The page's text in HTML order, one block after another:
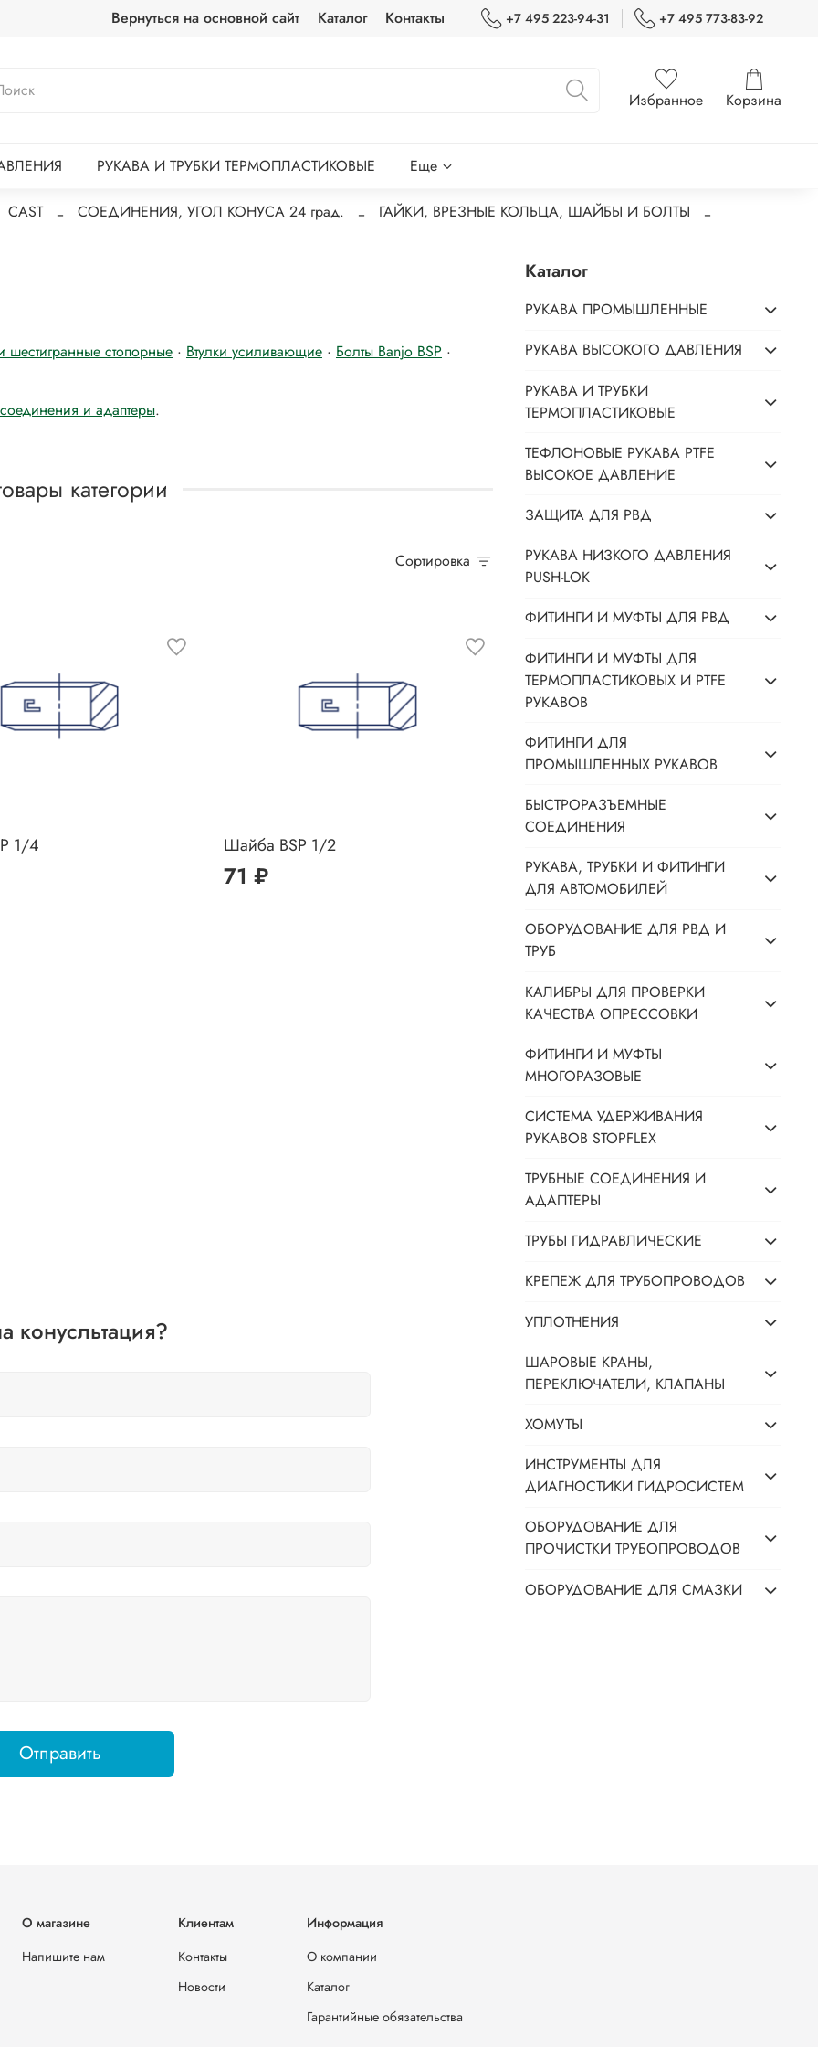
Вернуться на основной сайт Каталог Контакты +7 495 223-94-31 +7 495 773-83-92
Избранное Корзина
РУКАВА И ТРУБКИ ТЕРМОПЛАСТИКОВЫЕ Еще
CAST CОЕДИНЕНИЯ, УГОЛ КОНУСА 24 град. ГАЙКИ, ВРЕЗНЫЕ КОЛЬЦА, ШАЙБЫ И БОЛТЫ
шестигранные стопорные · Втулки усиливающие · Болты Banjo BSP ·
и адаптеры.
категории
Сортировка
1/4 Шайба BSP 1/2
71 ₽
конусльтация?
Отправить
Каталог
РУКАВА ПРОМЫШЛЕННЫЕ
РУКАВА ВЫСОКОГО ДАВЛЕНИЯ
РУКАВА И ТРУБКИ
ТЕРМОПЛАСТИКОВЫЕ
ТЕФЛОНОВЫЕ РУКАВА PTFE
ВЫСОКОЕ ДАВЛЕНИЕ
ЗАЩИТА ДЛЯ РВД
РУКАВА НИЗКОГО ДАВЛЕНИЯ
PUSH-LOK
ФИТИНГИ И МУФТЫ ДЛЯ РВД
ФИТИНГИ И МУФТЫ ДЛЯ
ТЕРМОПЛАСТИКОВЫХ И PTFE
РУКАВОВ
ФИТИНГИ ДЛЯ
ПРОМЫШЛЕННЫХ РУКАВОВ
БЫСТРОРАЗЪЕМНЫЕ
СОЕДИНЕНИЯ
РУКАВА, ТРУБКИ И ФИТИНГИ
ДЛЯ АВТОМОБИЛЕЙ
ОБОРУДОВАНИЕ ДЛЯ РВД И
ТРУБ
КАЛИБРЫ ДЛЯ ПРОВЕРКИ
КАЧЕСТВА ОПРЕССОВКИ
ФИТИНГИ И МУФТЫ
МНОГОРАЗОВЫЕ
СИСТЕМА УДЕРЖИВАНИЯ
РУКАВОВ STOPFLEX
ТРУБНЫЕ СОЕДИНЕНИЯ И
АДАПТЕРЫ
ТРУБЫ ГИДРАВЛИЧЕСКИЕ
КРЕПЕЖ ДЛЯ ТРУБОПРОВОДОВ
УПЛОТНЕНИЯ
ШАРОВЫЕ КРАНЫ,
ПЕРЕКЛЮЧАТЕЛИ, КЛАПАНЫ
ХОМУТЫ
ИНСТРУМЕНТЫ ДЛЯ
ДИАГНОСТИКИ ГИДРОСИСТЕМ
ОБОРУДОВАНИЕ ДЛЯ
ПРОЧИСТКИ ТРУБОПРОВОДОВ
ОБОРУДОВАНИЕ ДЛЯ СМАЗКИ
О магазине
Напишите нам
Клиентам
Контакты
Новости
Информация
О компании
Каталог
Гарантийные обязательства